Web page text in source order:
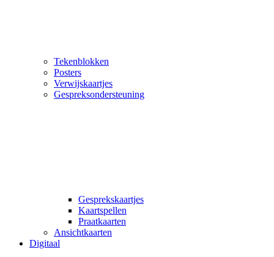
Tekenblokken
Posters
Verwijskaartjes
Gespreksondersteuning
Gesprekskaartjes
Kaartspellen
Praatkaarten
Ansichtkaarten
Digitaal